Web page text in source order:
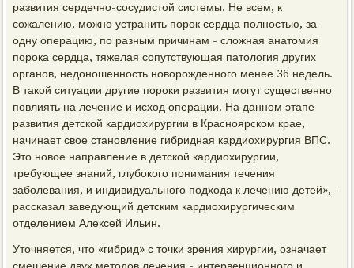
развития сердечно-сосудистой системы. Не всем, к
сожалению, можно устранить порок сердца полностью, за
одну операцию, по разным причинам - сложная анатомия
порока сердца, тяжелая сопутствующая патология других
органов, недоношенность новорожденного менее 36 недель.
В такой ситуации другие пороки развития могут существенно
повлиять на лечение и исход операции. На данном этапе
развития детской кардиохирургии в Красноярском крае,
начинает свое становление гибридная кардиохирургия ВПС.
Это новое направление в детской кардиохирургии,
требующее знаний, глубокого понимания течения
заболевания, и индивидуального подхода к лечению детей», -
рассказал заведующий детским кардиохирургическим
отделением Алексей Ильин.
Уточняется, что «гибрид» с точки зрения хирургии, означает